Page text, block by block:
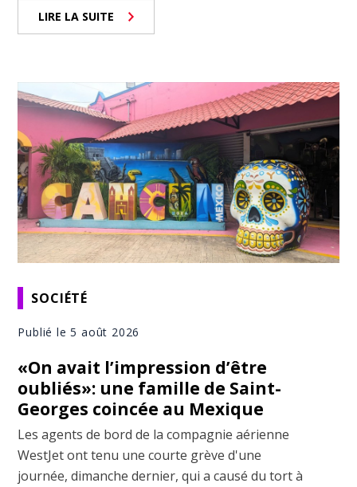
LIRE LA SUITE
SOCIÉTÉ
Publié le 5 août 2026
«On avait l’impression d’être
oubliés»: une famille de Saint-
Georges coincée au Mexique
Les agents de bord de la compagnie aérienne
WestJet ont tenu une courte grève d'une
journée, dimanche dernier, qui a causé du tort à